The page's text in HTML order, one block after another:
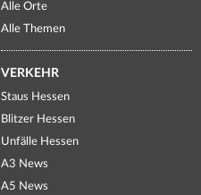
Alle Orte
Alle Themen
VERKEHR
Staus Hessen
Blitzer Hessen
Unfälle Hessen
A3 News
A5 News